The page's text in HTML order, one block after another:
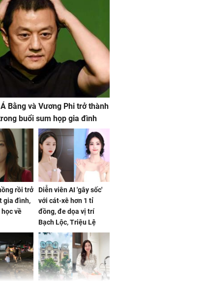
Bằng và Vương Phi trở thành
buổi sum họp gia đình
rồi trở
gia đình,
về
Diễn viên AI 'gây sốc'
với cát-xê hơn 1 tỉ
đồng, đe dọa vị trí
Bạch Lộc, Triệu Lệ
Dĩnh